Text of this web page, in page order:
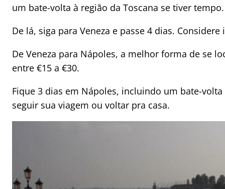
um bate-volta à região da Toscana se tiver tempo.
De lá, siga para Veneza e passe 4 dias.
De Veneza para Nápoles, a melhor forma de se
entre €15 a €30.
Fique 3 dias em Nápoles, incluindo um bate-
seguir sua viagem ou voltar pra casa.